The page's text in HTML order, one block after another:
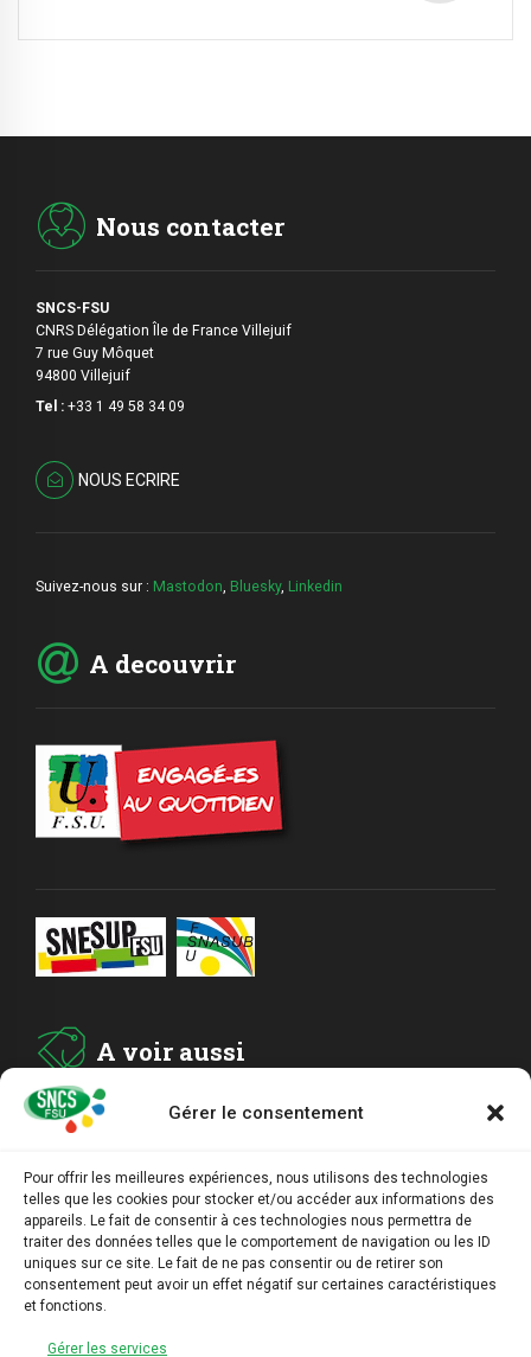
Gérer le consentement
Pour offrir les meilleures expériences, nous utilisons des technologies
telles que les cookies pour stocker et/ou accéder aux informations des
appareils. Le fait de consentir à ces technologies nous permettra de
traiter des données telles que le comportement de navigation ou les ID
uniques sur ce site. Le fait de ne pas consentir ou de retirer son
consentement peut avoir un effet négatif sur certaines caractéristiques
et fonctions.
Gérer les services
Nous contacter
SNCS-FSU
CNRS Délégation Île de France Villejuif
7 rue Guy Môquet
94800 Villejuif
Tel : +33 1 49 58 34 09
NOUS ECRIRE
Suivez-nous sur : Mastodon Bluesky, Linkedin
A decouvrir
A voir aussi
ADHESION
ARCHIVES
AGENDA